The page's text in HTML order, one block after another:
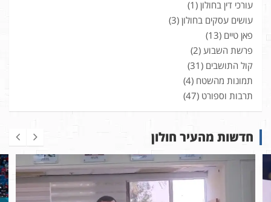
עורכי דין בחולון (1)
עושים עסקים בחולון (3)
פאן טיים (13)
פרשת השבוע (2)
קול התושבים (31)
תמונות מהשטח (4)
תרבות וספורט (47)
חדשות מהעיר חולון